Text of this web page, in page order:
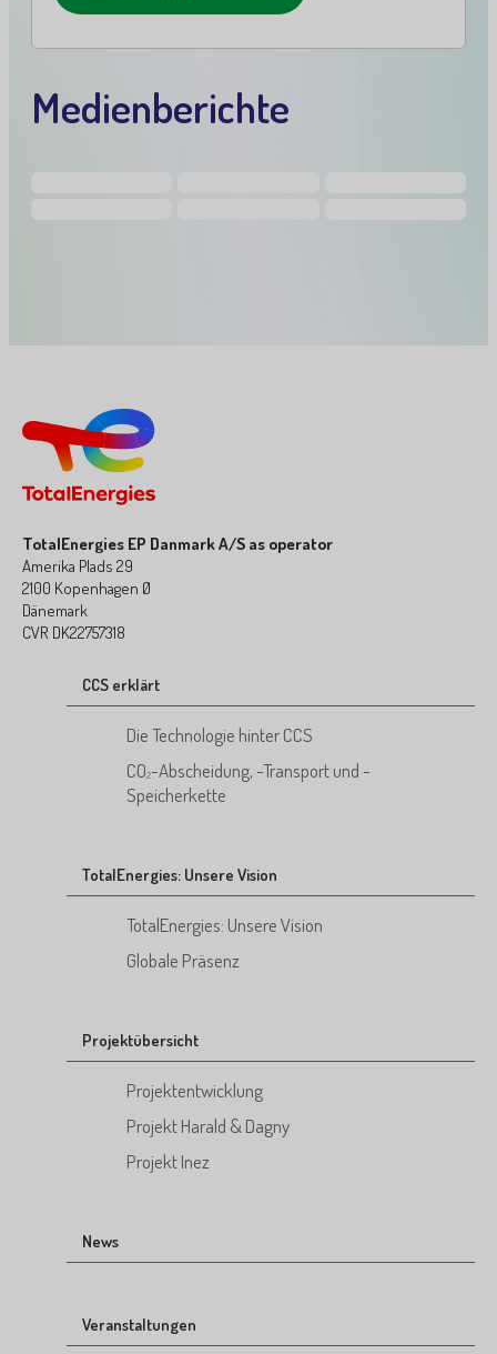
Medienberichte
TotalEnergies EP Danmark A/S as operator
Amerika Plads 29
2100 Kopenhagen Ø
Dänemark
CVR DK22757318
CCS erklärt
Die Technologie hinter CCS
CO2-Abscheidung, -Transport und -
Speicherkette
TotalEnergies: Unsere Vision
TotalEnergies: Unsere Vision
Globale Präsenz
Projektübersicht
Projektentwicklung
Projekt Harald & Dagny
Projekt Inez
News
Veranstaltungen